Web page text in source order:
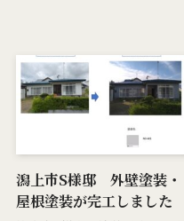
潟上市S様邸 外壁塗装・
屋根塗装が完工しました